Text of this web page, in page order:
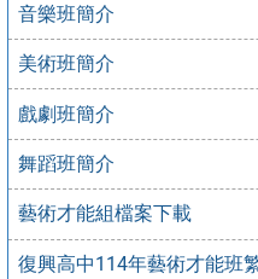
音樂班簡介
美術班簡介
戲劇班簡介
舞蹈班簡介
藝術才能組檔案下載
復興高中114年藝術才能班